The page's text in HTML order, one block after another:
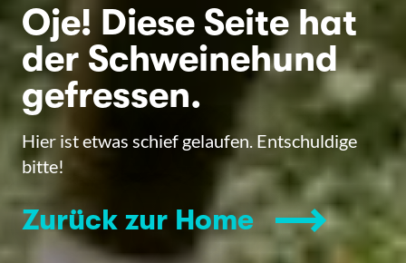
Oje! Diese Seite hat
der Schweinehund
gefressen.
Hier ist etwas schief gelaufen. Entschuldige
bitte!
Zurück zur Home